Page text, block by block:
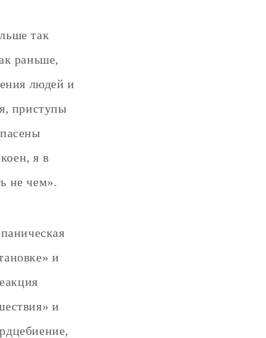
так
раньше,
людей и
приступы
я в
не чем».
и
и